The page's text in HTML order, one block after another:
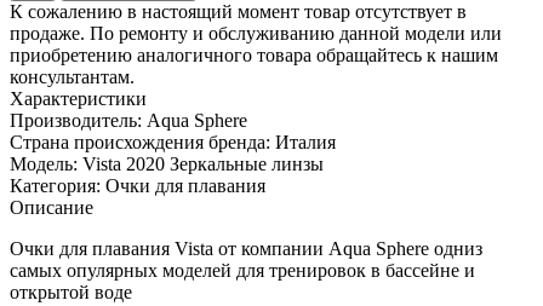
К сожалению в настоящий момент товар отсутствует в
продаже. По ремонту и обслуживанию данной модели или
приобретению аналогичного товара обращайтесь к нашим
консультантам.
Характеристики
Производитель: Aqua Sphere
Страна происхождения бренда: Италия
Модель: Vista 2020 Зеркальные линзы
Категория: Очки для плавания
Описание
Очки для плавания Vista от компании Aqua Sphere одниз
самых опулярных моделей для тренировок в бассейне и
открытой воде